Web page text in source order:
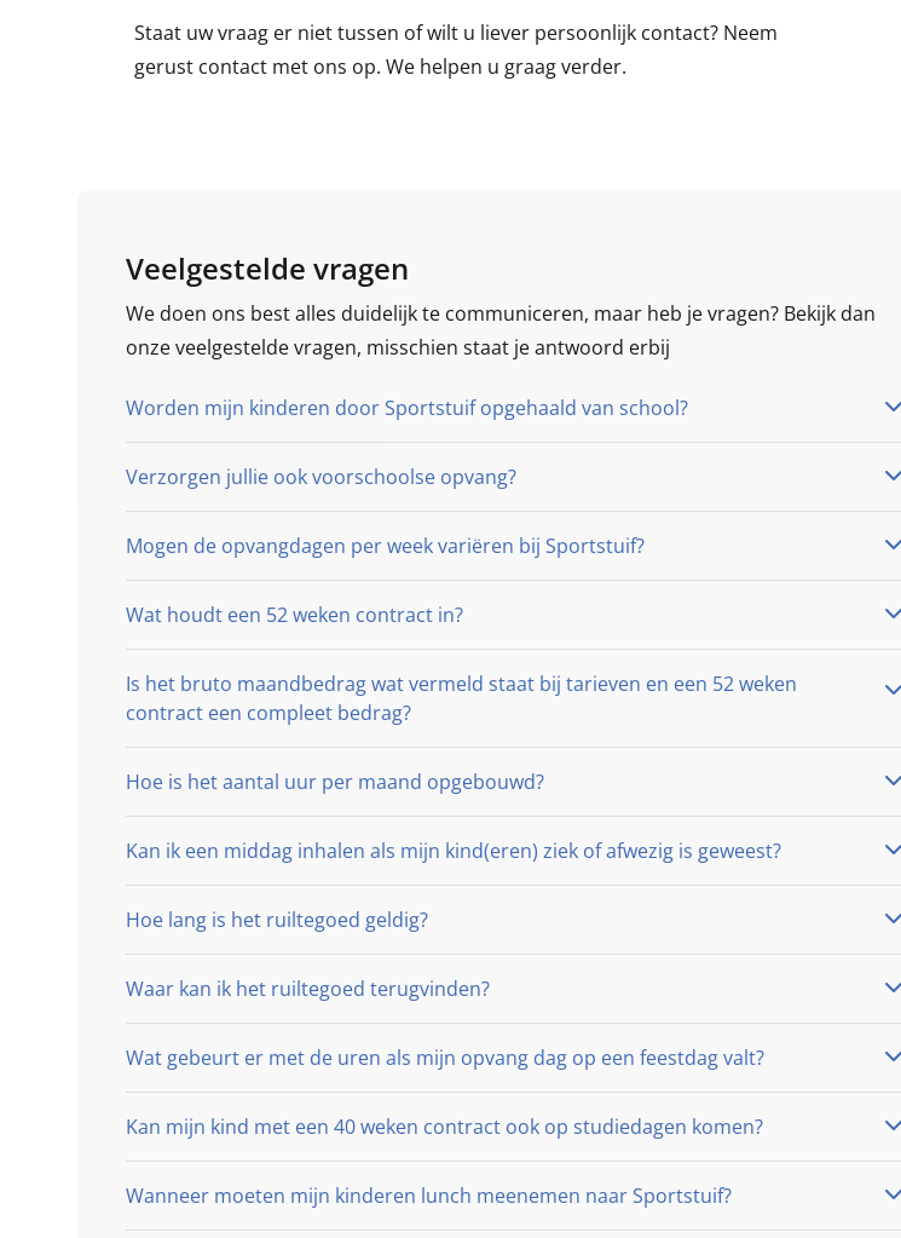
Staat uw vraag er niet tussen of wilt u liever persoonlijk contact? Neem
gerust contact met ons op. We helpen u graag verder.
Veelgestelde vragen
We doen ons best alles duidelijk te communiceren, maar heb je vragen? Bekijk dan
onze veelgestelde vragen, misschien staat je antwoord erbij
Worden mijn kinderen door Sportstuif opgehaald van school?
Verzorgen jullie ook voorschoolse opvang?​
Mogen de opvangdagen per week variëren bij Sportstuif?
Wat houdt een 52 weken contract in?
Is het bruto maandbedrag wat vermeld staat bij tarieven en een 52 weken
contract een compleet bedrag?
Hoe is het aantal uur per maand opgebouwd?
Kan ik een middag inhalen als mijn kind(eren) ziek of afwezig is geweest?
Hoe lang is het ruiltegoed geldig?
Waar kan ik het ruiltegoed terugvinden?
Wat gebeurt er met de uren als mijn opvang dag op een feestdag valt?
Kan mijn kind met een 40 weken contract ook op studiedagen komen?
Wanneer moeten mijn kinderen lunch meenemen naar Sportstuif?
5 / 5
ga met pleizer daar na
veel met de kinderen